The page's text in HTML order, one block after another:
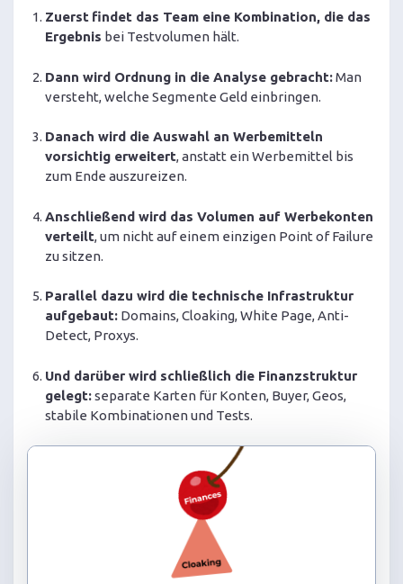
Zuerst findet das Team eine Kombination, die das
Ergebnis bei Testvolumen hält.
Dann wird Ordnung in die Analyse gebracht:Man
versteht, welche Segmente Geld einbringen.
Danach wird die Auswahl an Werbemitteln
vorsichtig erweitert, anstatt ein Werbemittel bis
zum Ende auszureizen.
Anschließend wird das Volumen auf Werbekonten
verteilt, um nicht auf einem einzigen Point of Failure
zu sitzen.
Parallel dazu wird die technische Infrastruktur
aufgebaut: Domains, Cloaking, White Page, Anti-
Detect, Proxys.
Und darüber wird schließlich die Finanzstruktur
gelegt:separate Karten für Konten, Buyer, Geos,
stabile Kombinationen und Tests.